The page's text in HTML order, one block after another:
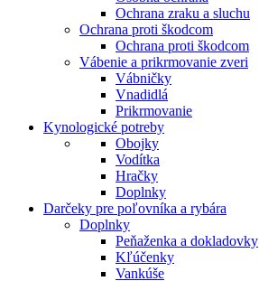
Ochrana zraku a sluchu
Ochrana proti škodcom
Ochrana proti škodcom
Vábenie a prikrmovanie zveri
Vábničky
Vnadidlá
Prikrmovanie
Kynologické potreby
Obojky
Vodítka
Hračky
Doplnky
Darčeky pre poľovníka a rybára
Doplnky
Peňaženka a dokladovky
Kľúčenky
Vankúše